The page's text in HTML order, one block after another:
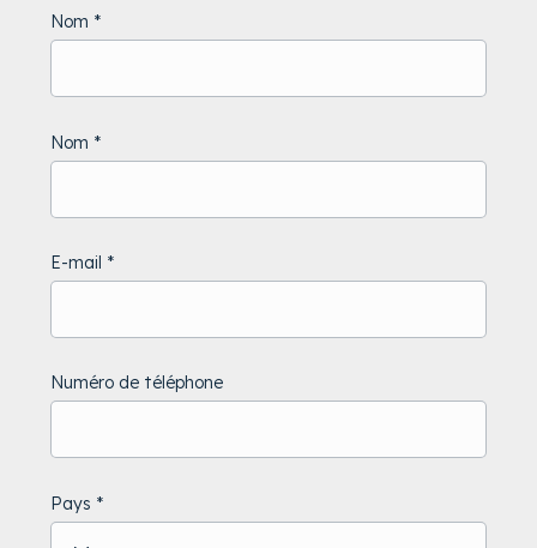
Nom
Nom
E-mail
Numéro de téléphone
Pays